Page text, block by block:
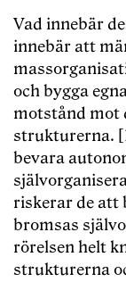
Vad innebär
innebär att
och bygga
motstånd mot
strukturerna.
bevara
riskerar de att
bromsas
rörelsen helt
strukturerna